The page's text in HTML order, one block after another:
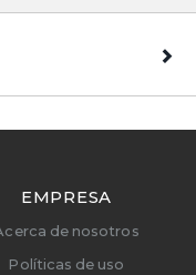
EMPRESA
de nosotros
Políticas de uso